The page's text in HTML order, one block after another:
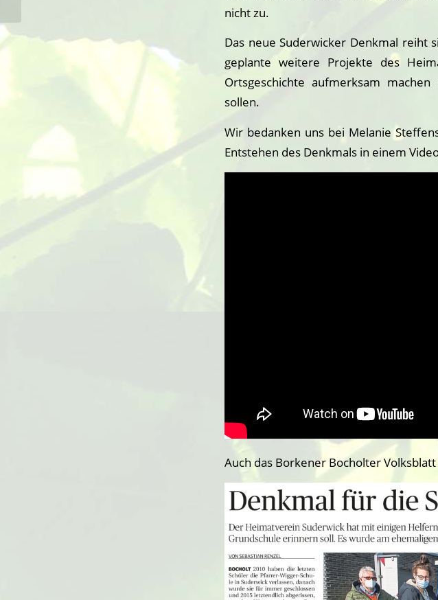
nicht zu.
Das neue Suderwicker Denkmal reiht
geplante weitere Projekte des
Ortsgeschichte aufmerksam
sollen.
Wir bedanken uns bei Melanie
Entstehen des Denkmals in einem
Auch das Borkener Bocholter